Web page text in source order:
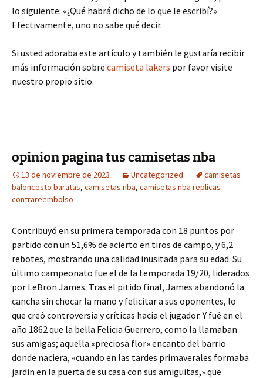
lo siguiente: «¿Qué habrá dicho de lo que le escribí?»
Efectivamente, uno no sabe qué decir.
Si usted adoraba este artículo y también le gustaría recibir
más información sobre camiseta lakers por favor visite
nuestro propio sitio.
opinion pagina tus camisetas nba
13 de noviembre de 2023 Uncategorized
camisetas
baloncesto baratas, camisetas nba, camisetas nba replicas
contrareembolso
Contribuyó en su primera temporada con 18 puntos por
partido con un 51,6% de acierto en tiros de campo, y 6,2
rebotes, mostrando una calidad inusitada para su edad. Su
último campeonato fue el de la temporada 19/20, liderados
por LeBron James. Tras el pitido final, James abandonó la
cancha sin chocar la mano y felicitar a sus oponentes, lo
que creó controversia y críticas hacia el jugador. Y fué en el
año 1862 que la bella Felicia Guerrero, como la llamaban
sus amigas; aquella «preciosa flor» encanto del barrio
donde naciera, «cuando en las tardes primaverales formaba
jardin en la puerta de su casa con sus amiguitas,» que